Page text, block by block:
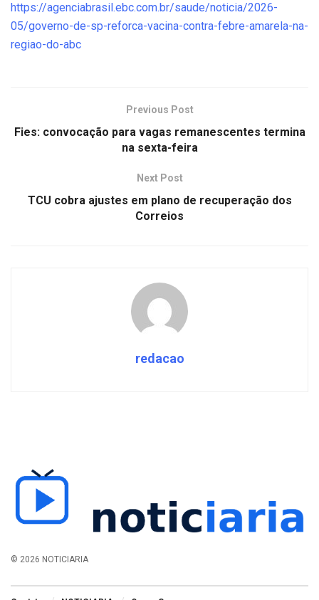
https://agenciabrasil.ebc.com.br/saude/noticia/2026-
05/governo-de-sp-reforca-vacina-contra-febre-amarela-na-
regiao-do-abc
Previous Post
Fies: convocação para vagas remanescentes termina
na sexta-feira
Next Post
TCU cobra ajustes em plano de recuperação dos
Correios
redacao
© 2026 NOTICIARIA